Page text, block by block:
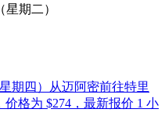
期二）
期四）从迈阿密前往特里
格为 $274，最新报价 1 小